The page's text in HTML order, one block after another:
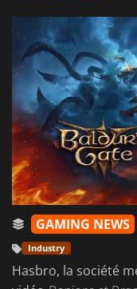
SE CONNECTER OU
GAMING NEWS
Industry
Hasbro, la société